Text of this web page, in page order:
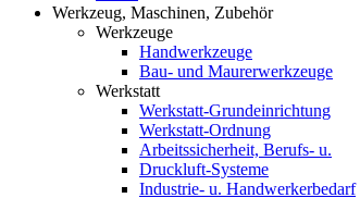
Werkzeug, Maschinen, Zubehör
Werkzeuge
Handwerkzeuge
Bau- und Maurerwerkzeuge
Werkstatt
Werkstatt-Grundeinrichtung
Werkstatt-Ordnung
Arbeitssicherheit, Berufs- u.
Druckluft-Systeme
Industrie- u. Handwerkerbedarf